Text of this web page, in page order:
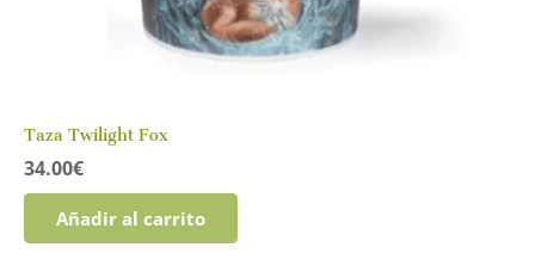
Taza Twilight Fox
34.00€
Añadir al carrito